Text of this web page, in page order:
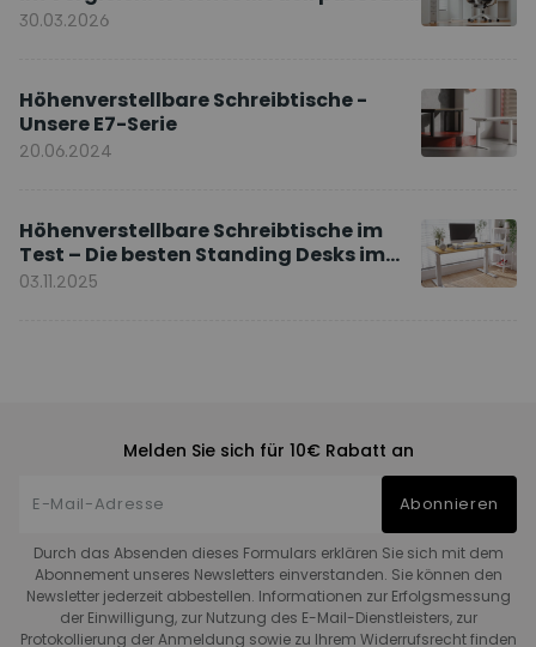
Ihnen?
30.03.2026
Höhenverstellbare Schreibtische -
Unsere E7-Serie
20.06.2024
Höhenverstellbare Schreibtische im
Test – Die besten Standing Desks im
Vergleich
03.11.2025
Melden Sie sich für 10€ Rabatt an
Abonnieren
Durch das Absenden dieses Formulars erklären Sie sich mit dem
Abonnement unseres Newsletters einverstanden. Sie können den
Newsletter jederzeit abbestellen. Informationen zur Erfolgsmessung
der Einwilligung, zur Nutzung des E-Mail-Dienstleisters, zur
Protokollierung der Anmeldung sowie zu Ihrem Widerrufsrecht finden